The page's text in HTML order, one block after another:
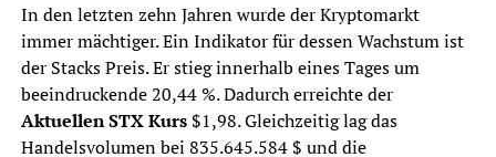
In den letzten zehn Jahren wurde der Kryptomarkt
immer mächtiger. Ein Indikator für dessen Wachstum ist
der Stacks Preis. Er stieg innerhalb eines Tages um
beeindruckende 20,44 %. Dadurch erreichte der
Aktuellen STX Kurs$1,98. Gleichzeitig lag das
Handelsvolumen bei 835.645.584 $ und die